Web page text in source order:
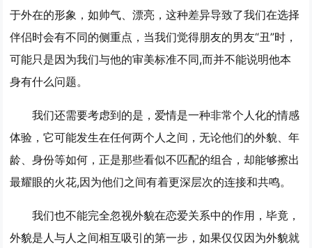
于外在的形象，如帅气、漂亮，这种差异导致了我们在选择
伴侣时会有不同的侧重点，当我们觉得朋友的男友“丑”时，
可能只是因为我们与他的审美标准不同,而并不能说明他本
身有什么问题。
我们还需要考虑到的是，爱情是一种非常个人化的情感
体验，它可能发生在任何两个人之间，无论他们的外貌、年
龄、身份等如何，正是那些看似不匹配的组合，却能够擦出
最耀眼的火花,因为他们之间有着更深层次的连接和共鸣。
我们也不能完全忽视外貌在恋爱关系中的作用，毕竟，
外貌是人与人之间相互吸引的第一步，如果仅仅因为外貌就